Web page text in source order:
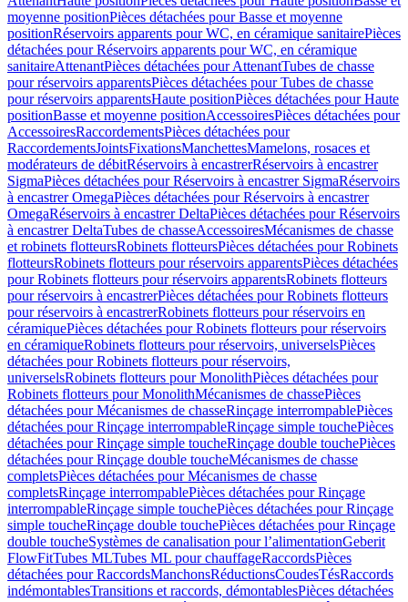
moyenne positionPièces détachées pour Basse et moyenne
positionRéservoirs apparents pour WC, en céramique sanitairePièces
détachées pour Réservoirs apparents pour WC, en céramique
sanitaireAttenantPièces détachées pour AttenantTubes de chasse
pour réservoirs apparentsPièces détachées pour Tubes de chasse
pour réservoirs apparentsHaute positionPièces détachées pour Haute
positionBasse et moyenne positionAccessoiresPièces détachées pour
AccessoiresRaccordementsPièces détachées pour
RaccordementsJointsFixationsManchettesMamelons, rosaces et
modérateurs de débitRéservoirs à encastrerRéservoirs à encastrer
SigmaPièces détachées pour Réservoirs à encastrer SigmaRéservoirs
à encastrer OmegaPièces détachées pour Réservoirs à encastrer
OmegaRéservoirs à encastrer DeltaPièces détachées pour Réservoirs
à encastrer DeltaTubes de chasseAccessoiresMécanismes de chasse
et robinets flotteursRobinets flotteursPièces détachées pour Robinets
flotteursRobinets flotteurs pour réservoirs apparentsPièces détachées
pour Robinets flotteurs pour réservoirs apparentsRobinets flotteurs
pour réservoirs à encastrerPièces détachées pour Robinets flotteurs
pour réservoirs à encastrerRobinets flotteurs pour réservoirs en
céramiquePièces détachées pour Robinets flotteurs pour réservoirs
en céramiqueRobinets flotteurs pour réservoirs, universelsPièces
détachées pour Robinets flotteurs pour réservoirs,
universelsRobinets flotteurs pour MonolithPièces détachées pour
Robinets flotteurs pour MonolithMécanismes de chassePièces
détachées pour Mécanismes de chasseRinçage interrompablePièces
détachées pour Rinçage interrompableRinçage simple touchePièces
détachées pour Rinçage simple toucheRinçage double touchePièces
détachées pour Rinçage double toucheMécanismes de chasse
completsPièces détachées pour Mécanismes de chasse
completsRinçage interrompablePièces détachées pour Rinçage
interrompableRinçage simple touchePièces détachées pour Rinçage
simple toucheRinçage double touchePièces détachées pour Rinçage
double toucheSystèmes de canalisation pour l’alimentationGeberit
FlowFitTubes MLTubes ML pour chauffageRaccordsPièces
détachées pour RaccordsManchonsRéductionsCoudesTésRaccords
indémontablesTransitions et raccords, démontablesPièces détachées